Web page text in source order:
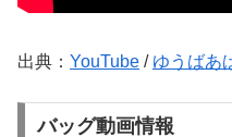
出典： YouTube / ゆうばあ
バッグ動画情報